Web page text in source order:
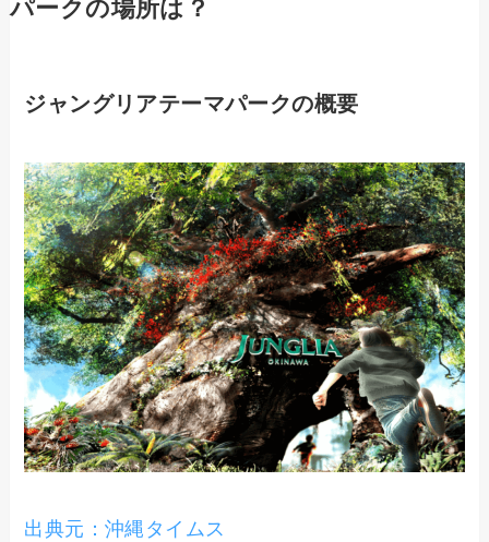
パークの場所は？
ジャングリアテーマパークの概要
出典元：沖縄タイムス